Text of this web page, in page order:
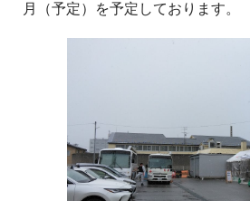
月（予定）を予定しております。